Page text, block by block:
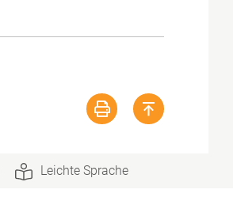
Leichte Sprache